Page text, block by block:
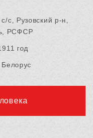
с, Рузовский р-н,
РСФСР
год
Белорус